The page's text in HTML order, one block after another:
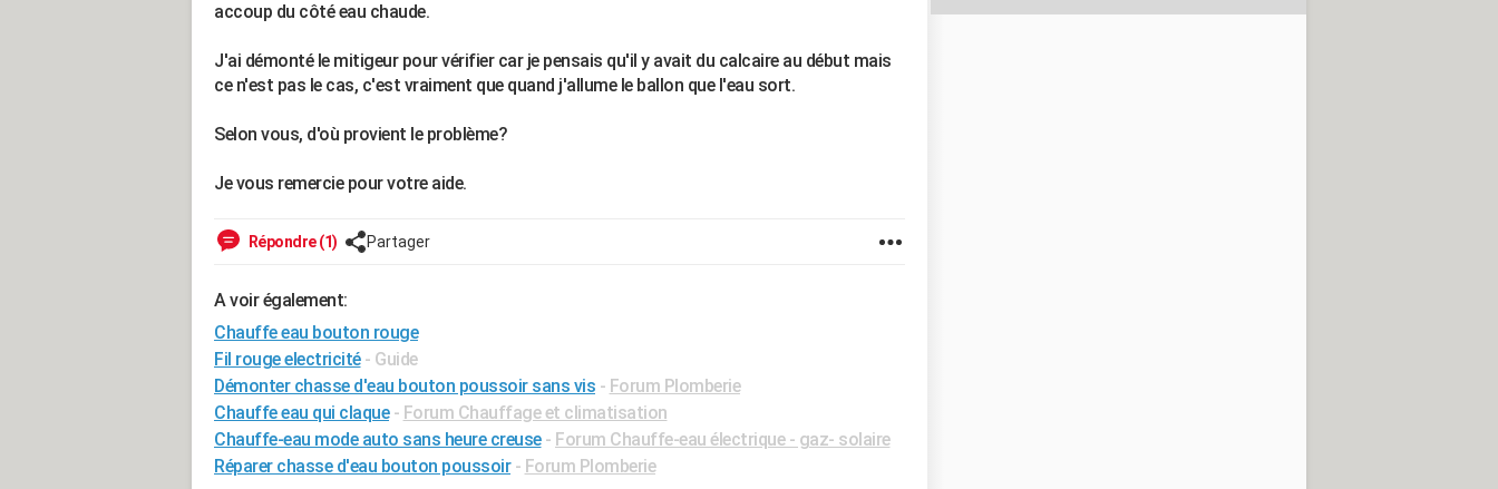
accoup du côté eau chaude.
J'ai démonté le mitigeur pour vérifier car je pensais qu'il y avait du calcaire au début mais
ce n'est pas le cas, c'est vraiment que quand j'allume le ballon que l'eau sort.
Selon vous, d'où provient le problème?
Je vous remercie pour votre aide.
Répondre (1) Partager
A voir également:
Chauffe eau bouton rouge
Fil rouge electricité - Guide
Démonter chasse d'eau bouton poussoir sans vis - Forum Plomberie
Chauffe eau qui claque - Forum Chauffage et climatisation
Chauffe-eau mode auto sans heure creuse - Forum Chauffe-eau électrique - gaz- solaire
Réparer chasse d'eau bouton poussoir - Forum Plomberie